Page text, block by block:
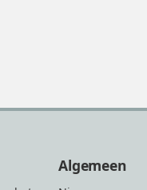
Algemeen